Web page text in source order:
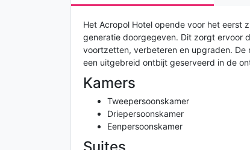
Het Acropol Hotel opende voor het eerst
generatie doorgegeven. Dit zorgt ervoor
voortzetten, verbeteren en upgraden.
een uitgebreid ontbijt geserveerd in de
Kamers
Tweepersoonskamer
Driepersoonskamer
Eenpersoonskamer
Suites